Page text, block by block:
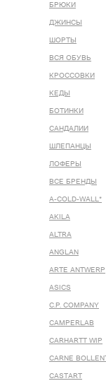
БРЮКИ
ДЖИНСЫ
ШОРТЫ
ВСЯ ОБУВЬ
КРОССОВКИ
КЕДЫ
БОТИНКИ
САНДАЛИИ
ШЛЕПАНЦЫ
ЛОФЕРЫ
ВСЕ БРЕНДЫ
A-COLD-WALL*
AKILA
ALTRA
ANGLAN
ARTE ANTWERP
ASICS
C.P. COMPANY
CAMPERLAB
CARHARTT WIP
CARNE
CASTART